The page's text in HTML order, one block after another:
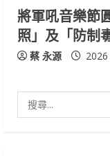
將軍吼音樂節
照」及「防制
蔡 永源
尋